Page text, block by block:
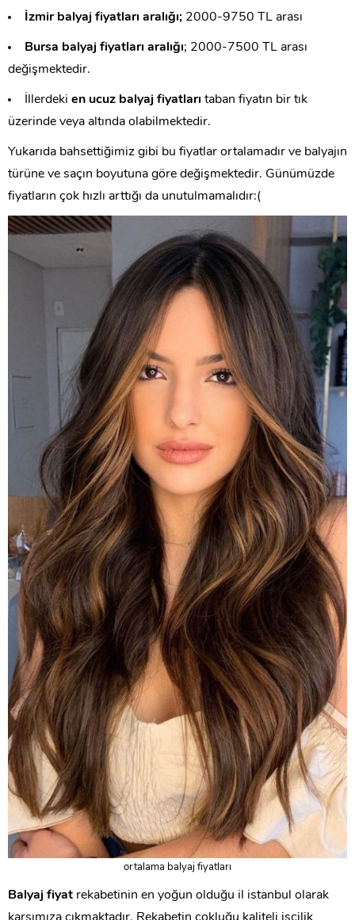
İzmir balyaj fiyatları aralığı; 2000-9750 TL arası
Bursa balyaj fiyatları aralığı; 2000-7500 TL arası
değişmektedir.
İllerdeki en ucuz balyaj fiyatları taban fiyatın bir tık
üzerinde veya altında olabilmektedir.
Yukarıda bahsettiğimiz gibi bu fiyatlar ortalamadır ve balyajın
türüne ve saçın boyutuna göre değişmektedir. Günümüzde
fiyatların çok hızlı arttığı da unutulmamalıdır:(
ortalama balyaj fiyatları
Balyaj fiyat rekabetinin en yoğun olduğu il istanbul olarak